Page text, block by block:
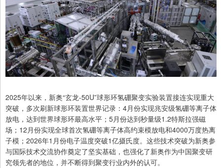
2025年以来，新奥“玄龙-50U”球形环氢硼聚变实验装置接连实现重大
突破，多次刷新球形环装置世界记录：4月份实现兆安级氢硼等离子体
放电，达到世界球形环最高水平；5月份达到秒量级1.2特斯拉强磁
场；12月份实现全球首次氢硼等离子体高约束模放电和4000万度热离
子模；2026年1月份电子温度突破1亿摄氏度。这些技术突破为新奥参
与国际技术交流协作奠定了坚实基础，也强化了新奥作为中国聚变研
究领先者的地位，并不断得到聚变行业内外的认可。